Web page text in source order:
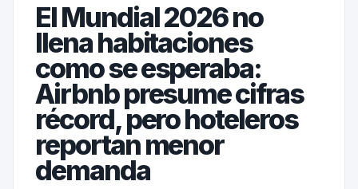
El Mundial 2026 no
llena habitaciones
como se esperaba:
Airbnb presume cifras
récord, pero hoteleros
reportan menor
demanda